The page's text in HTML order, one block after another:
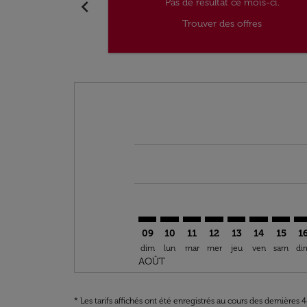
chevron_left
Pas de résultat ce mois-ci.
Trouver des offres
09
dim
AOÛT
10
lun
11
mar
12
mer
13
jeu
14
ven
15
sam
* Les tarifs affichés ont été enregistrés au cours des